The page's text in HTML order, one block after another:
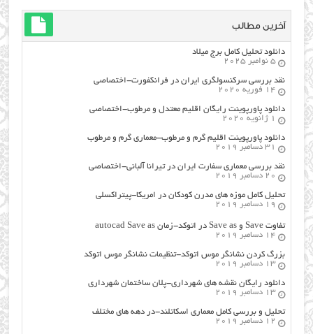
آخرین مطالب
دانلود تحلیل کامل برج میلاد
5 نوامبر 2025
نقد بررسی سرکنسولگری ایران در فرانکفورت-اختصاصی
14 فوریه 2020
دانلود پاورپوینت رایگان اقلیم معتدل و مرطوب-اختصاصی
1 ژانویه 2020
دانلود پاورپوینت اقلیم گرم و مرطوب-معماری گرم و مرطوب
31 دسامبر 2019
نقد بررسی معماری سفارت ایران در تیرانا آلبانی-اختصاصی
20 دسامبر 2019
تحلیل کامل موزه های مدرن کودکان در امریکا-پیتراکسلی
19 دسامبر 2019
تفاوت Save و Save as در اتوکد-زمان autocad Save as
14 دسامبر 2019
بزرگ کردن نشانگر موس اتوکد-تنظیمات نشانگر موس اتوکد
13 دسامبر 2019
دانلود رایگان نقشه های شهرداری-پلان ساختمان شهرداری
13 دسامبر 2019
تحلیل و بررسی کامل معماری اسکاتلند-در دهه های مختلف
12 دسامبر 2019